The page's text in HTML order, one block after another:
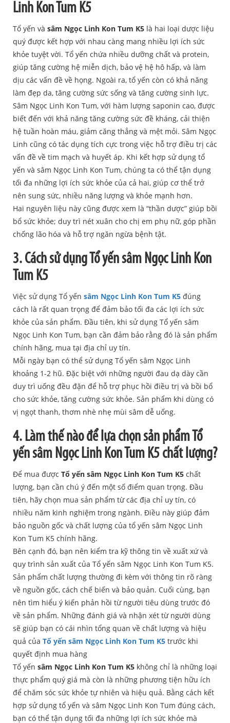
Linh Kon Tum K5
Tổ yến và sâm Ngọc Linh Kon Tum K5 là hai loại dược liệu
quý được kết hợp với nhau càng mang nhiều lợi ích sức
khỏe tuyệt vời. Tổ yến chứa nhiều dưỡng chất và protein,
giúp tăng cường hệ miễn dịch, bảo vệ hệ hô hấp, và làm
dịu các vấn đề về họng. Ngoài ra, tổ yến còn có khả năng
làm đẹp da, tăng cường sức sống và tăng cường sinh lực.
Sâm Ngọc Linh Kon Tum, với hàm lượng saponin cao, được
biết đến với khả năng tăng cường sức đề kháng, cải thiện
hệ tuần hoàn máu, giảm căng thẳng và mệt mỏi. Sâm Ngọc
Linh cũng có tác dụng tích cực trong việc hỗ trợ điều trị các
vấn đề về tim mạch và huyết áp. Khi kết hợp sử dụng tổ
yến và sâm Ngọc Linh Kon Tum, chúng ta có thể tận dụng
tối đa những lợi ích sức khỏe của cả hai, giúp cơ thể trở
nên sung sức, nhiều năng lượng và khỏe mạnh hơn.
Hai nguyên liệu này cũng được xem là “thần dược” giúp bồi
bổ sức khỏe; duy trì nét xuân cho chị em phụ nữ, góp phần
chống lão hóa và hỗ trợ ngăn ngừa bệnh tật.
3. Cách sử dụng Tổ yến sâm Ngọc Linh Kon
Tum K5
Việc sử dụng Tổ yến sâm Ngọc Linh Kon Tum K5 đúng
cách là rất quan trọng để đảm bảo tối đa các lợi ích sức
khỏe của sản phẩm. Đầu tiên, khi sử dụng Tổ yến sâm
Ngọc Linh Kon Tum, bạn cần đảm bảo rằng đó là sản phẩm
chính hãng, mua tại địa chỉ uy tín.
Mỗi ngày bạn có thể sử dụng Tổ yến sâm Ngọc Linh
khoảng 1-2 hũ. Đặc biệt với những người đau dạ dày cần
duy trì uống đều đặn để hỗ trợ phục hồi điều trị và bồi bổ
cho sức khỏe, tăng cường sức khỏe. Sản phẩm khi dùng có
vị ngọt thanh, thơm nhè nhẹ mùi sâm dễ uống.
4. Làm thế nào để lựa chọn sản phẩm Tổ
yến sâm Ngọc Linh Kon Tum K5 chất lượng?
Để mua được Tổ yến sâm Ngọc Linh Kon Tum K5 chất
lượng, bạn cần chú ý đến một số điểm quan trọng. Đầu
tiên, hãy chọn mua sản phẩm từ các địa chỉ uy tín, có
nhiều năm kinh nghiệm trong ngành. Điều này giúp đảm
bảo nguồn gốc và chất lượng của tổ yến sâm Ngọc Linh
Kon Tum K5 chính hãng.
Bên cạnh đó, bạn nên kiểm tra kỹ thông tin về xuất xứ và
quy trình sản xuất của Tổ yến sâm Ngọc Linh Kon Tum K5.
Sản phẩm chất lượng thường đi kèm với thông tin rõ ràng
về nguồn gốc, cách chế biến và bảo quản. Cuối cùng, bạn
nên tìm hiểu ý kiến ​​phản hồi từ người tiêu dùng trước đó
về sản phẩm. Những đánh giá và nhận xét từ người dùng
sẽ giúp bạn có cái nhìn tổng quan về chất lượng và hiệu
quả của Tổ yến sâm Ngọc Linh Kon Tum K5 trước khi
quyết định mua hàng
Tổ yến sâm Ngọc Linh Kon Tum K5 không chỉ là những loại
thực phẩm quý giá mà còn là những phương tiện hữu ích
để chăm sóc sức khỏe tự nhiên và hiệu quả. Bằng cách kết
hợp sử dụng tổ yến và sâm Ngọc Linh Kon Tum đúng cách,
bạn có thể tận dụng tối đa những lợi ích sức khỏe mà